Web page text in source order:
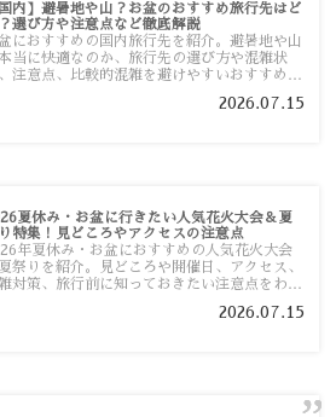
国内】避暑地や山？お盆のおすすめ旅行先はど
選び方や注意点など徹底解説
におすすめの国内旅行先を紹介。避暑地や山
当に快適なのか、旅行先の選び方や混雑状
注意点、比較的混雑を避けやすいおすすめス
2026.07.15
夏休み・お盆に行きたい人気花火大会＆夏
特集！見どころやアクセスの注意点
年夏休み・お盆におすすめの人気花火大会
祭りを紹介。見どころや開催日、アクセス、
対策、旅行前に知っておきたい注意点をわか
2026.07.15